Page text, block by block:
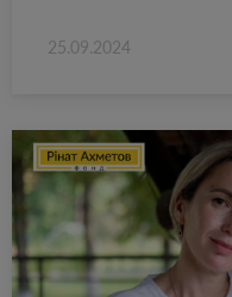
25.09.2024